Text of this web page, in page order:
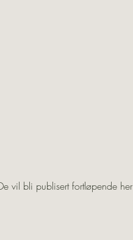
vil bli publisert fortløpende her